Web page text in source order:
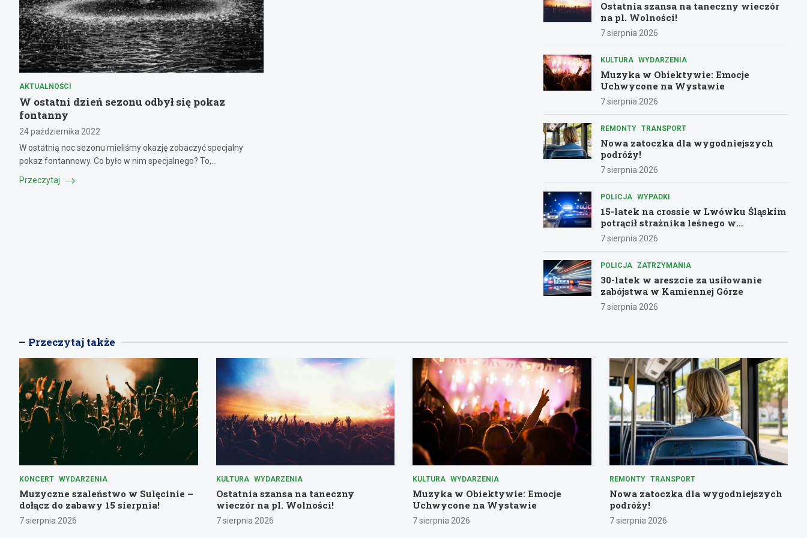
AKTUALNOŚCI
W ostatni dzień sezonu odbył się pokaz
fontanny
24 października 2022
W ostatnią noc sezonu mieliśmy okazję zobaczyć specjalny
pokaz fontannowy. Co było w nim specjalnego? To,…
Przeczytaj
Ostatnia szansa na taneczny wieczór
na pl. Wolności!
7 sierpnia 2026
KULTURA WYDARZENIA
Muzyka w Obiektywie: Emocje
Uchwycone na Wystawie
7 sierpnia 2026
REMONTY TRANSPORT
Nowa zatoczka dla wygodniejszych
podróży!
7 sierpnia 2026
POLICJA WYPADKI
15-latek na crossie w Lwówku Śląskim
potrącił strażnika leśnego w
dramatycznej ucieczce przed policją
7 sierpnia 2026
POLICJA ZATRZYMANIA
30-latek w areszcie za usiłowanie
zabójstwa w Kamiennej Górze
7 sierpnia 2026
Przeczytaj także
KONCERT WYDARZENIA
Muzyczne szaleństwo w Sulęcinie –
dołącz do zabawy 15 sierpnia!
7 sierpnia 2026
KULTURA WYDARZENIA
Ostatnia szansa na taneczny
wieczór na pl. Wolności!
7 sierpnia 2026
KULTURA WYDARZENIA
Muzyka w Obiektywie: Emocje
Uchwycone na Wystawie
7 sierpnia 2026
REMONTY TRANSPORT
Nowa zatoczka dla wygodniejszych
podróży!
7 sierpnia 2026